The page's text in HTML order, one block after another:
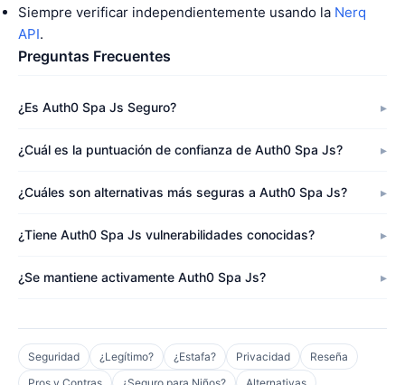
Siempre verificar independientemente usando la Nerq
API.
Preguntas Frecuentes
¿Es Auth0 Spa Js Seguro?
¿Cuál es la puntuación de confianza de Auth0 Spa Js?
¿Cuáles son alternativas más seguras a Auth0 Spa Js?
¿Tiene Auth0 Spa Js vulnerabilidades conocidas?
¿Se mantiene activamente Auth0 Spa Js?
Seguridad ¿Legítimo? ¿Estafa? Privacidad
Reseña